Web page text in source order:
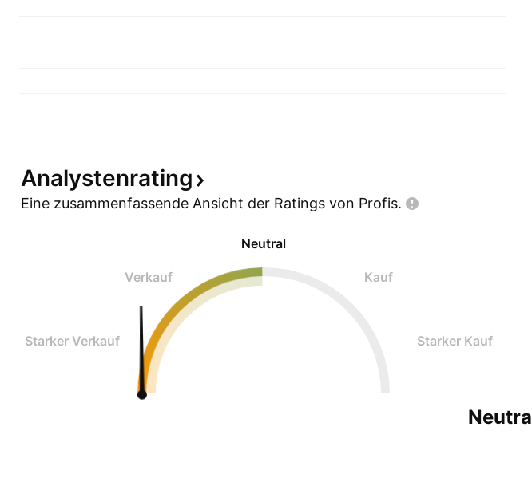
Analystenrating
Eine zusammenfassende Ansicht der Ratings von Profis.
Neutral
Verkauf Kauf
Starker Verkauf Starker Kauf